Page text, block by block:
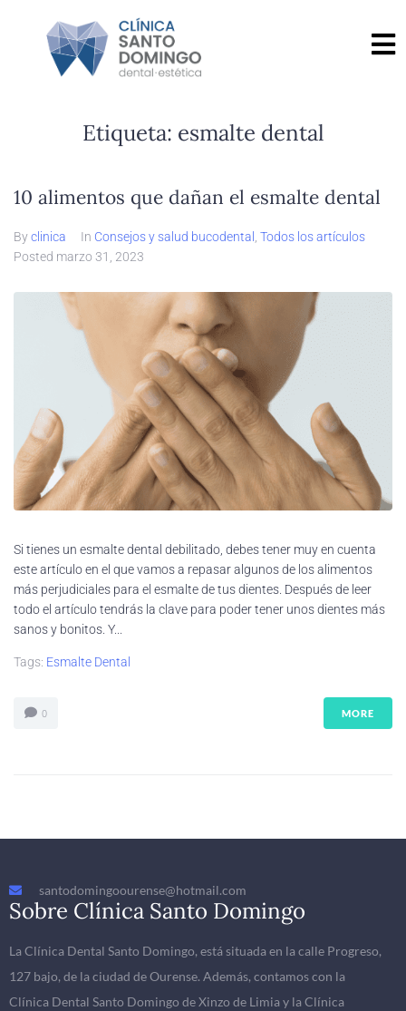
Etiqueta: esmalte dental
10 alimentos que dañan el esmalte dental
Byclinica In Consejos y salud bucodental
Todos los artículos
Posted marzo 31, 2023
Si tienes un esmalte dental debilitado, debes tener muy en cuenta
este artículo en el que vamos a repasar algunos de los alimentos
más perjudiciales para el esmalte de tus dientes. Después de leer
todo el artículo tendrás la clave para poder tener unos dientes más
sanos y bonitos. Y...
Tags: Esmalte Dental
0 MORE
santodomingoourense@hotmail.com
Sobre Clínica Santo Domingo
La Clínica Dental Santo Domingo, está situada en la calle Progreso,
127 bajo, de la ciudad de Ourense. Además, contamos con la
Clínica Dental Santo Domingo de Xinzo de Limia y la Clínica